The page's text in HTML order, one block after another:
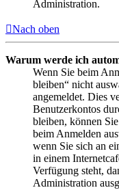
Administration.
Nach oben
Warum werde ich
Wenn Sie beim
bleiben“ nicht
angemeldet. Dies
Benutzerkontos
bleiben, können
beim Anmelden
wenn Sie sich an
in einem
Verfügung steht,
Administration